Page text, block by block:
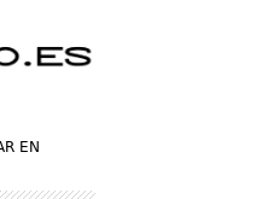
EN